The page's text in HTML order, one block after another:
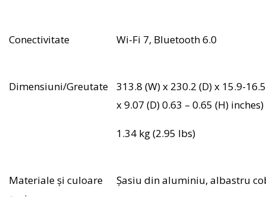
Conectivitate Wi-Fi 7, Bluetooth 6.0
Dimensiuni/Greutate
313.8 (W) x 230.2 (D) x 15.9-
x 9.07 (D) 0.63 – 0.65 (H) inches)
1.34 kg (2.95 lbs)
Materiale și culoare
Șasiu din aluminiu, albastru